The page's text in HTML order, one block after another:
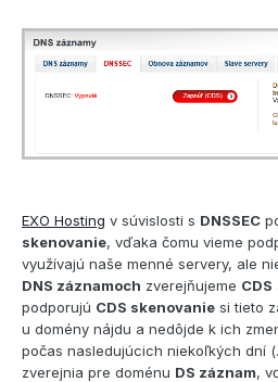
EXO Hosting v súvislosti s DNSSEC
skenovanie, vďaka čomu vieme
využívajú naše menné servery, ale
DNS záznamoch zverejňujeme CDS
podporujú CDS skenovanie si tieto
u domény nájdu a nedôjde k ich
počas nasledujúcich niekoľkých dní
zverejnia pre doménu DS záznam,